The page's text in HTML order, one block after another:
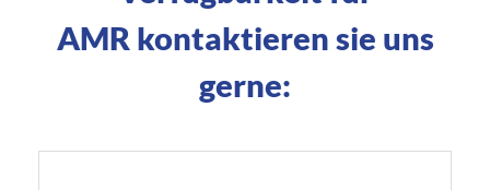
AMR kontaktieren sie uns
gerne: